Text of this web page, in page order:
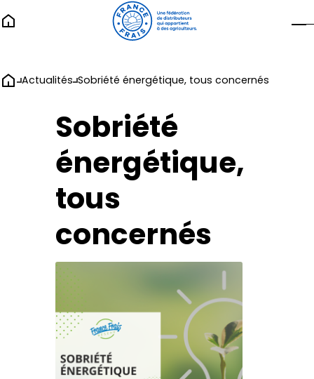
Actualités Sobriété énergétique, tous concernés
Sobriété
énergétique,
tous
concernés